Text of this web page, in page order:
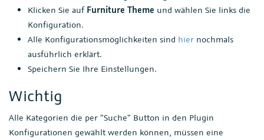
Klicken Sie auf Furniture Theme und wählen Sie links die
Konfiguration.
Alle Konfigurationsmöglichkeiten sind hier nochmals
ausführlich erklärt.
Speichern Sie Ihre Einstellungen.
Wichtig
Alle Kategorien die per "Suche" Button in den Plugin
Konfigurationen gewählt werden können, müssen eine